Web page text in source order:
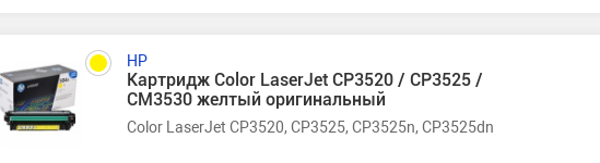
HP
Картридж Color LaserJet CP3520 / CP3525 /
CM3530 желтый оригинальный
Color LaserJet CP3520, CP3525, CP3525n, CP3525dn, CP3525x,